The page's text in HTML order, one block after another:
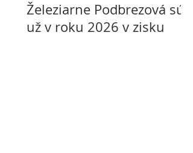
Železiarne Podbrezová sú
už v roku 2026 v zisku